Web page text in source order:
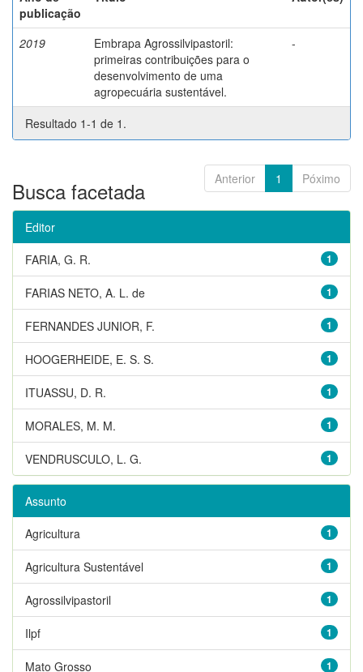
publicação
2019
Embrapa Agrossilvipastoril:
primeiras contribuições para o
desenvolvimento de uma
agropecuária sustentável.
-
Resultado 1-1 de 1.
Anterior 1 Póximo
Busca facetada
Editor
1
FARIA, G. R.
1
FARIAS NETO, A. L. de
1
FERNANDES JUNIOR, F.
1
HOOGERHEIDE, E. S. S.
1
ITUASSU, D. R.
1
MORALES, M. M.
1
VENDRUSCULO, L. G.
Assunto
1
Agricultura
1
Agricultura Sustentável
1
Agrossilvipastoril
1
Ilpf
1
Mato Grosso